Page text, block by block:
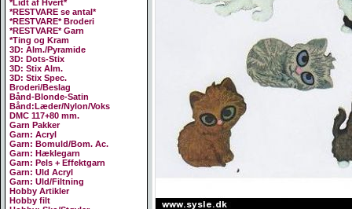
*Lidt af Hvert*
*RESTVARE se antal*
*RESTVARE* Broderi
*RESTVARE* Garn
*Ting og Kram
3D: Alm./Pyramide
3D: Dots-Stix
3D: Stix Alm.
3D: Stix Spec.
Broderi/Beslag
Bånd-Blonde-Satin
Bånd:Læder/Nylon/Voks
DMC 117+80 mm.
Garn Pakker
Garn: Acryl
Garn: Bomuld/Bom. Ac.
Garn: Hæklegarn
Garn: Pels + Effektgarn
Garn: Uld Acryl
Garn: Uld/Filtning
Hobby Artikler
Hobby filt